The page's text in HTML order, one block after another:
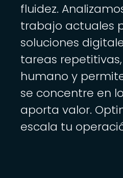
fluidez.
trabajo actuales
soluciones
tareas
humano y
se concentre en
aporta valor.
escala tu